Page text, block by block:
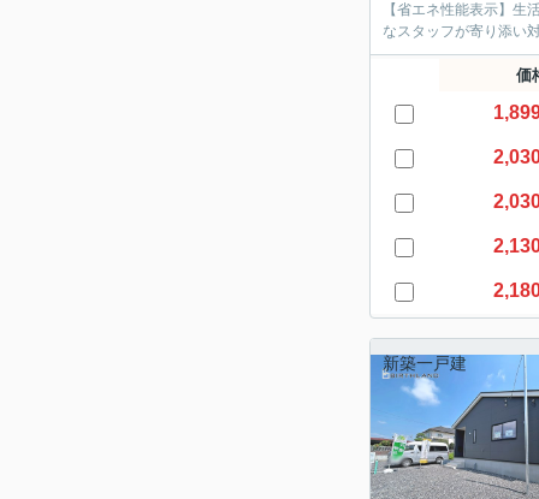
【省エネ性能表示】
なスタッフが寄り添い
価
新築一戸建